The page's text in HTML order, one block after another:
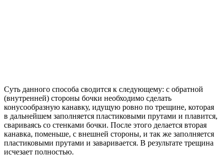
Суть данного способа сводится к следующему: с обратной
(внутренней) стороны бочки необходимо сделать
конусообразную канавку, идущую ровно по трещине, которая
в дальнейшем заполняется пластиковыми прутами и плавится,
свариваясь со стенками бочки. После этого делается вторая
канавка, поменьше, с внешней стороны, и так же заполняется
пластиковыми прутами и заваривается. В результате трещина
исчезает полностью.